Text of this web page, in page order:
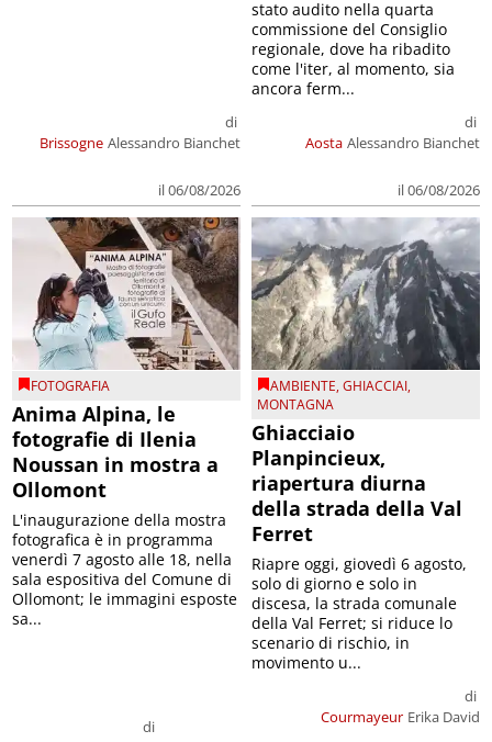
Brissogne
di
Alessandro Bianchet
il 06/08/2026
Aosta
di
Alessandro Bianchet
il 06/08/2026
stato audito nella quarta
commissione del Consiglio
regionale, dove ha ribadito
come l'iter, al momento, sia
ancora ferm...
FOTOGRAFIA
Anima Alpina, le
fotografie di Ilenia
Noussan in mostra a
Ollomont
di
L'inaugurazione della mostra
fotografica è in programma
venerdì 7 agosto alle 18, nella
sala espositiva del Comune di
Ollomont; le immagini esposte
sa...
AMBIENTE,GHIACCIAI,
MONTAGNA
Ghiacciaio
Planpincieux,
riapertura diurna
della strada della Val
Ferret
Courmayeur
di
Erika David
Riapre oggi, giovedì 6 agosto,
solo di giorno e solo in
discesa, la strada comunale
della Val Ferret; si riduce lo
scenario di rischio, in
movimento u...